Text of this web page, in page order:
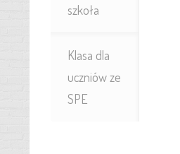
szkoła
Klasa dla
uczniów ze
SPE